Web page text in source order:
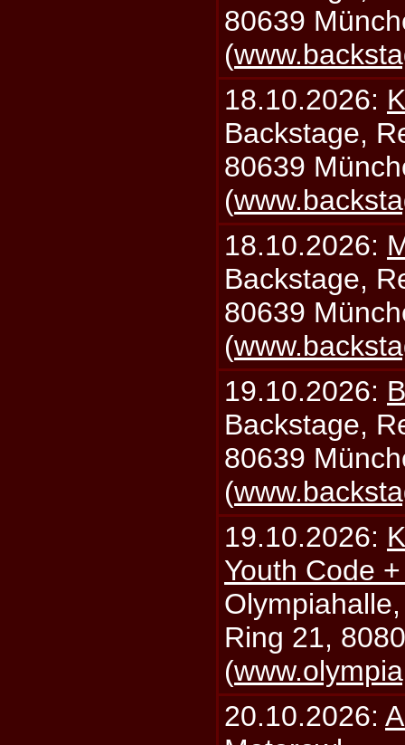
80639
(
18.10.2026:
Backstage,
80639
(
18.10.2026:
Backstage,
80639
(
19.10.2026:
Backstage,
80639
(
19.10.2026:
Youth Code
Ring 21,
(
20.10.2026: